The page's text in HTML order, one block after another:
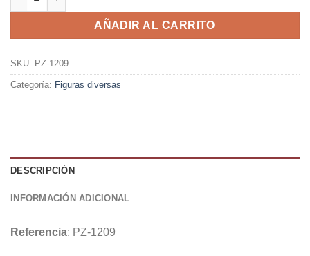
AÑADIR AL CARRITO
SKU: PZ-1209
Categoría: Figuras diversas
DESCRIPCIÓN
INFORMACIÓN ADICIONAL
Referencia: PZ-1209